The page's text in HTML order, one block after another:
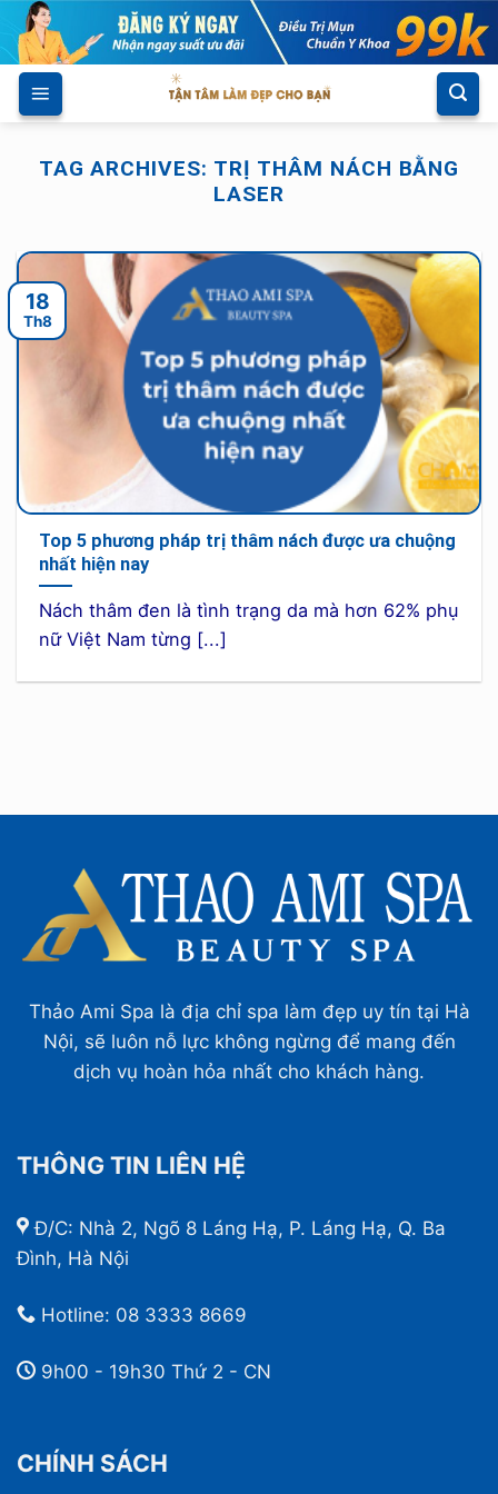
Skip
to
content
TAG ARCHIVES: TRỊ THÂM NÁCH BẰNG
LASER
Top 5 phương pháp trị thâm nách được ưa chuộng
nhất hiện nay
Nách thâm đen là tình trạng da mà hơn 62% phụ
nữ Việt Nam từng [...]
18
Th8
Thảo Ami Spa là địa chỉ spa làm đẹp uy tín tại Hà
Nội, sẽ luôn nỗ lực không ngừng để mang đến
dịch vụ hoàn hỏa nhất cho khách hàng.
THÔNG TIN LIÊN HỆ
Đ/C: Nhà 2, Ngõ 8 Láng Hạ, P. Láng Hạ, Q. Ba
Đình, Hà Nội
Hotline: 08 3333 8669
9h00 - 19h30 Thứ 2 - CN
CHÍNH SÁCH